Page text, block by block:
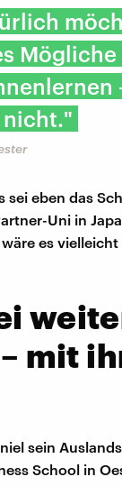
Mögliche
sei eben das
Uni in
es
mit
sein
School in